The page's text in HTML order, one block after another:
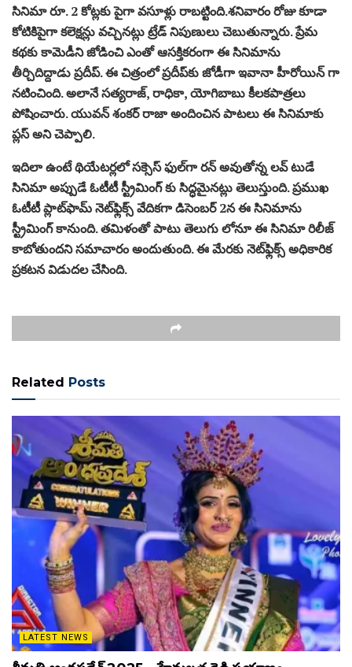
సినిమా రూ. 2 కోట్లకు పైగా వసూళ్లు రాబట్టింది.శ‌నివారం రోజు కూడా
కోటికిపైగా కలెక్షన్లు వచ్చినట్లు ట్రేడ్‌ నిపుణులు చెబుతున్నారు. ప్రేమ
కథకు కామెడీని జోడించి ఎంతో ఆసక్తికరంగా ఈ సినిమాను
తీర్చిదిద్దాడు ప్రదీప్‌. ఈ చిత్రంలో ప్రదీప్‌కు జోడీగా ఇవానా హీరోయిన్ గా
నటించింది. అలానే సత్యరాజ్‌, రాధికా, యోగిబాబు కీలకపాత్రలు
పోషించారు. యువన్‌ శంకర్‌ రాజా అందించిన పాటలు ఈ సినిమాకు
ప్లస్ అని చెప్పాలి.
ఇదిలా ఉంటే థియేటర్లలో సక్సెస్‌ ఫుల్‌గా రన్‌ అవుతోన్న లవ్‌ టుడే
సినిమా అప్పుడే ఓటీటీ స్ట్రీమింగ్ కు సిద్ధమైనట్లు తెలుస్తుంది. ప్రముఖ
ఓటీటీ ప్లాట్‌ఫామ్‌ నెట్‌ఫ్లిక్స్‌ వేదికగా డిసెంబర్‌ 2న ఈ సినిమాను
స్ట్రీమింగ్‌ కానుంది. త‌మిళంతో పాటు తెలుగు లోనూ ఈ సినిమా రిలీజ్
కాబోతుందని సమాచారం అందుతుంది. ఈ మేరకు నెట్‌ఫ్లిక్స్‌ అధికారిక
ప్రకటన విడుదల చేసింది.
Related Posts
LATEST NEWS